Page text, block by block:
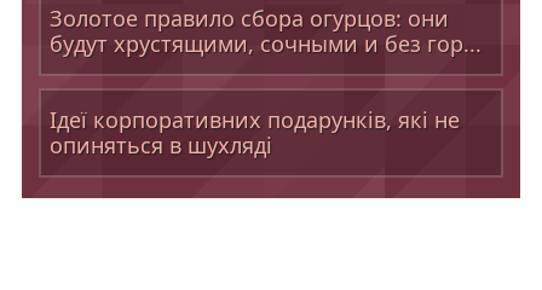
Золотое правило сбора огурцов: они
будут хрустящими, сочными и без гор...
Ідеї корпоративних подарунків, які не
опиняться в шухляді